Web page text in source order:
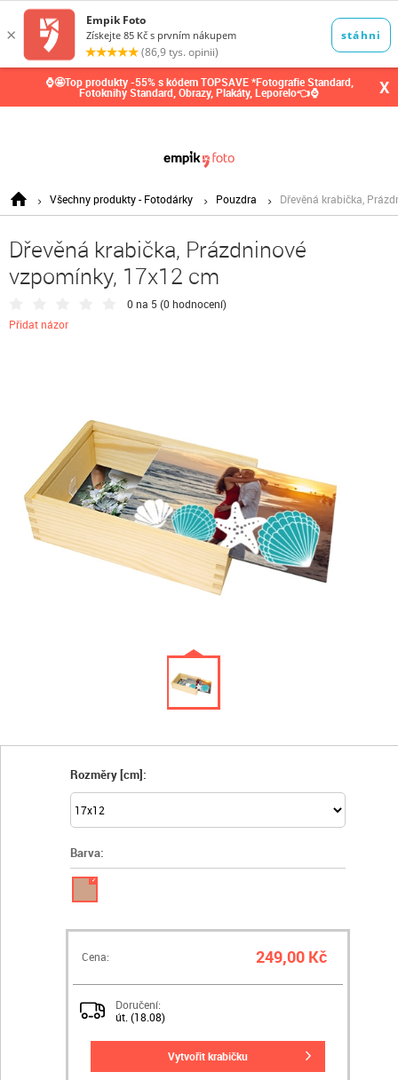
⌚🤩Top produkty -55% s kódem TOPSAVE *Fotografie Standard,
Fotoknihy Standard, Obrazy, Plakáty, Leporelo👈⌚ X
Všechny produkty - Fotodárky Pouzdra Dřevěná krabička,
Dřevěná krabička, Prázdninové
vzpomínky, 17x12 cm
0 na 5 (0 hodnocení)
Přidat názor
Rozměry [cm]:
Barva:
✓
Cena: 249,00 Kč
Doručení:
út. (18.08)
vytvořit krabičku